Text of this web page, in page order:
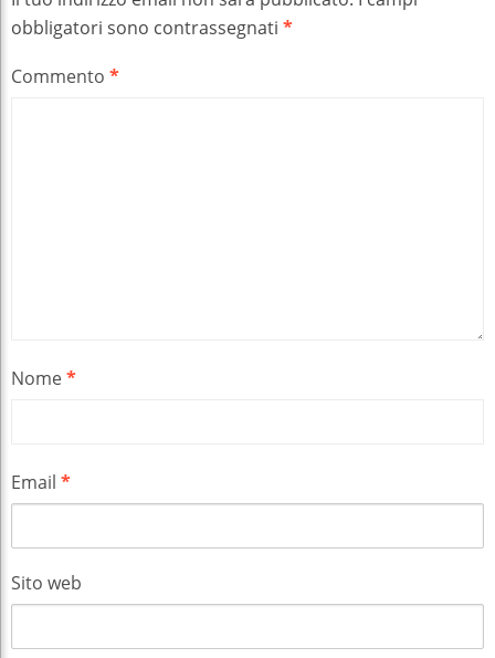
obbligatori sono contrassegnati *
Commento *
Nome*
Email *
Sito web